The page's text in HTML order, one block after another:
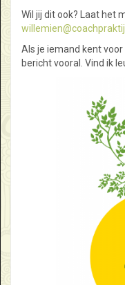
Wil jij dit ook? Laat het
Als je iemand kent
bericht vooral. Vind ik